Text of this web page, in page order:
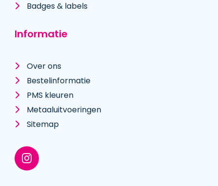
Badges & labels
Informatie
Over ons
Bestelinformatie
PMS kleuren
Metaal­uitvoeringen
Sitemap